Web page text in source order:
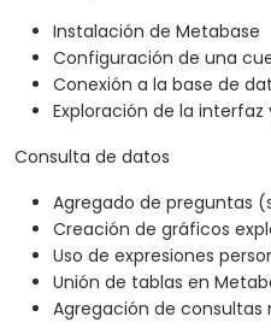
Instalación de Metabase
Configuración de una
Conexión a la base de
Exploración de la
Consulta de datos
Agregado de preguntas
Creación de gráficos
Uso de expresiones
Unión de tablas en
Agregación de consultas